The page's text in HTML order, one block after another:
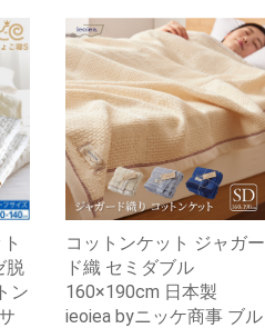
脱
ン
コットンケット ジャガー
ド織 セミダブル
160×190cm 日本製
ieoiea byニッケ商事 ブル